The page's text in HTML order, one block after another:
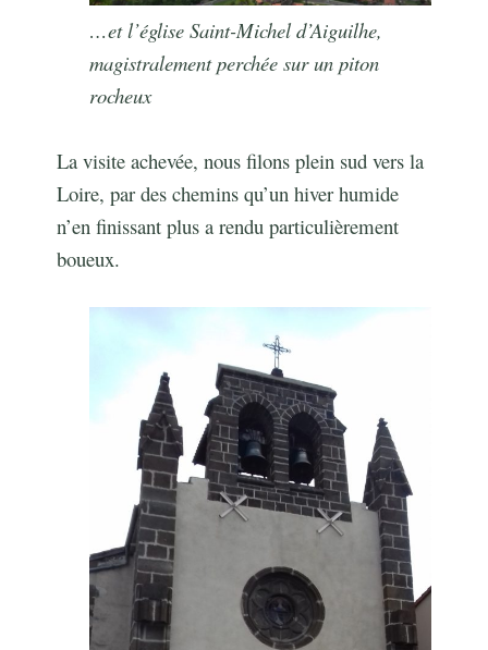
…et l’église Saint-Michel d’Aiguilhe,
magistralement perchée sur un piton
rocheux
La visite achevée, nous filons plein sud vers la
Loire, par des chemins qu’un hiver humide
n’en finissant plus a rendu particulièrement
boueux.